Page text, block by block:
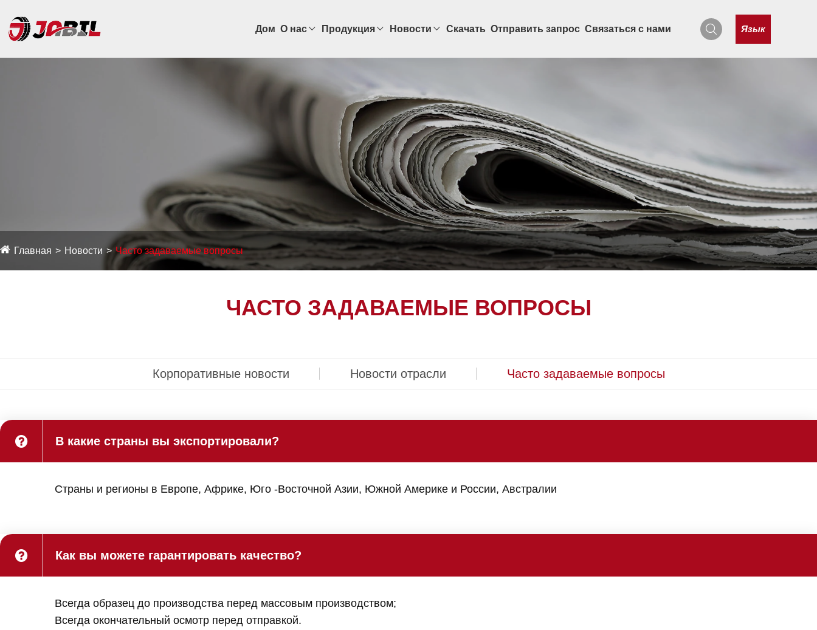
Дом О нас Продукция Новости Скачать Отправить запрос Связаться с нами Язык
Главная Новости Часто задаваемые вопросы
ЧАСТО ЗАДАВАЕМЫЕ ВОПРОСЫ
Корпоративные новости Новости отрасли Часто задаваемые вопросы
В какие страны вы экспортировали?
Страны и регионы в Европе, Африке, Юго -Восточной Азии, Южной Америке и России, Австралии
Как вы можете гарантировать качество?
Всегда образец до производства перед массовым производством;
Всегда окончательный осмотр перед отправкой.